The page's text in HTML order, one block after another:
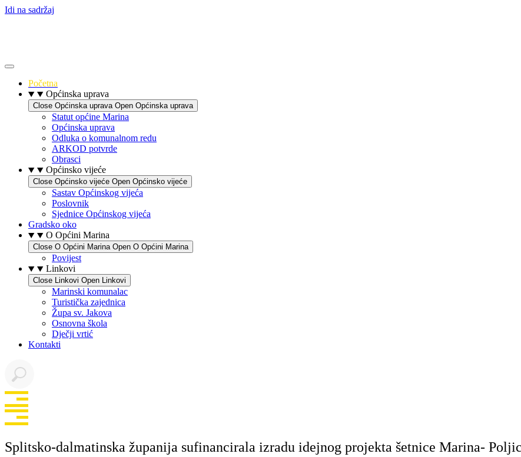
Idi na sadržaj
Početna
Općinska uprava
Close Općinska uprava Open Općinska uprava
Statut općine Marina
Općinska uprava
Odluka o komunalnom redu
ARKOD potvrde
Obrasci
Općinsko vijeće
Close Općinsko vijeće Open Općinsko vijeće
Sastav Općinskog vijeća
Poslovnik
Sjednice Općinskog vijeća
Gradsko oko
O Općini Marina
Close O Općini Marina Open O Općini Marina
Povijest
Linkovi
Close Linkovi Open Linkovi
Marinski komunalac
Turistička zajednica
Župa sv. Jakova
Osnovna škola
Dječji vrtić
Kontakti
Splitsko-dalmatinska županija sufinancirala izradu idejnog projekta šetnice Marina-